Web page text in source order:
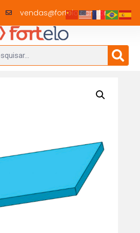
vendas@fortelo.com.br